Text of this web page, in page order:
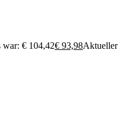
war: € 104,42€ 93,98Aktueller